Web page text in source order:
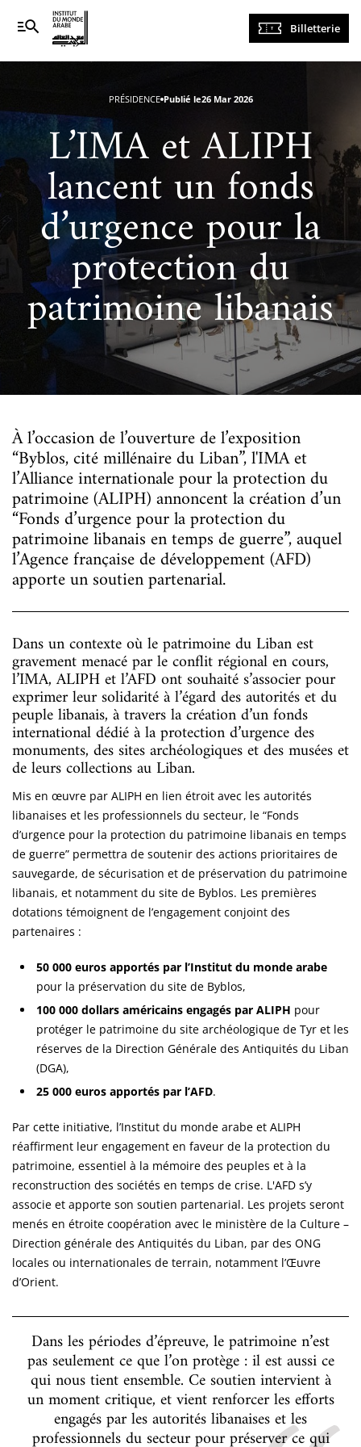
Navigation
principale
Billetterie
PRÉSIDENCE Publié le26 Mar 2026
L’IMA et ALIPH
lancent un fonds
d’urgence pour la
protection du
patrimoine libanais
À l’occasion de l’ouverture de l’exposition
“Byblos, cité millénaire du Liban”, l'IMA et
l’Alliance internationale pour la protection du
patrimoine (ALIPH) annoncent la création d’un
“Fonds d’urgence pour la protection du
patrimoine libanais en temps de guerre”, auquel
l’Agence française de développement (AFD)
apporte un soutien partenarial.
Dans un contexte où le patrimoine du Liban est
gravement menacé par le conflit régional en cours,
l’IMA, ALIPH et l’AFD ont souhaité s’associer pour
exprimer leur solidarité à l’égard des autorités et du
peuple libanais, à travers la création d’un fonds
international dédié à la protection d’urgence des
monuments, des sites archéologiques et des musées et
de leurs collections au Liban.
Mis en œuvre par ALIPH en lien étroit avec les autorités
libanaises et les professionnels du secteur, le “Fonds
d’urgence pour la protection du patrimoine libanais en temps
de guerre” permettra de soutenir des actions prioritaires de
sauvegarde, de sécurisation et de préservation du patrimoine
libanais, et notamment du site de Byblos. Les premières
dotations témoignent de l’engagement conjoint des
partenaires :
50 000 euros apportés par l’Institut du monde arabe
pour la préservation du site de Byblos,
100 000 dollars américains engagés par ALIPH pour
protéger le patrimoine du site archéologique de Tyr et les
réserves de la Direction Générale des Antiquités du Liban
(DGA),
25 000 euros apportés par l’AFD.
Par cette initiative, l’Institut du monde arabe et ALIPH
réaffirment leur engagement en faveur de la protection du
patrimoine, essentiel à la mémoire des peuples et à la
reconstruction des sociétés en temps de crise. L'AFD s’y
associe et apporte son soutien partenarial. Les projets seront
menés en étroite coopération avec le ministère de la Culture –
Direction générale des Antiquités du Liban, par des ONG
locales ou internationales de terrain, notamment l’Œuvre
d’Orient.
Dans les périodes d’épreuve, le patrimoine n’est
pas seulement ce que l’on protège : il est aussi ce
qui nous tient ensemble. Ce soutien intervient à
un moment critique, et vient renforcer les efforts
engagés par les autorités libanaises et les
professionnels du secteur pour préserver ce qui